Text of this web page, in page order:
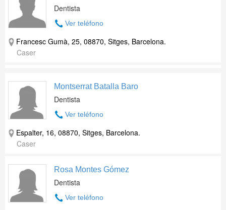
Dentista
Ver teléfono
Francesc Gumà, 25, 08870, Sitges, Barcelona.
Caser
Montserrat Batalla Baro
Dentista
Ver teléfono
Espalter, 16, 08870, Sitges, Barcelona.
Caser
Rosa Montes Gómez
Dentista
Ver teléfono